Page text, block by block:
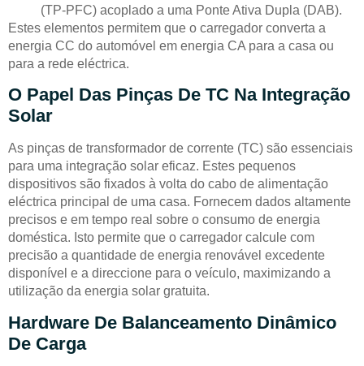
(TP-PFC) acoplado a uma Ponte Ativa Dupla (DAB).
Estes elementos permitem que o carregador converta a
energia CC do automóvel em energia CA para a casa ou
para a rede eléctrica.
O Papel Das Pinças De TC Na Integração
Solar
As pinças de transformador de corrente (TC) são essenciais
para uma integração solar eficaz. Estes pequenos
dispositivos são fixados à volta do cabo de alimentação
eléctrica principal de uma casa. Fornecem dados altamente
precisos e em tempo real sobre o consumo de energia
doméstica. Isto permite que o carregador calcule com
precisão a quantidade de energia renovável excedente
disponível e a direccione para o veículo, maximizando a
utilização da energia solar gratuita.
Hardware De Balanceamento Dinâmico
De Carga